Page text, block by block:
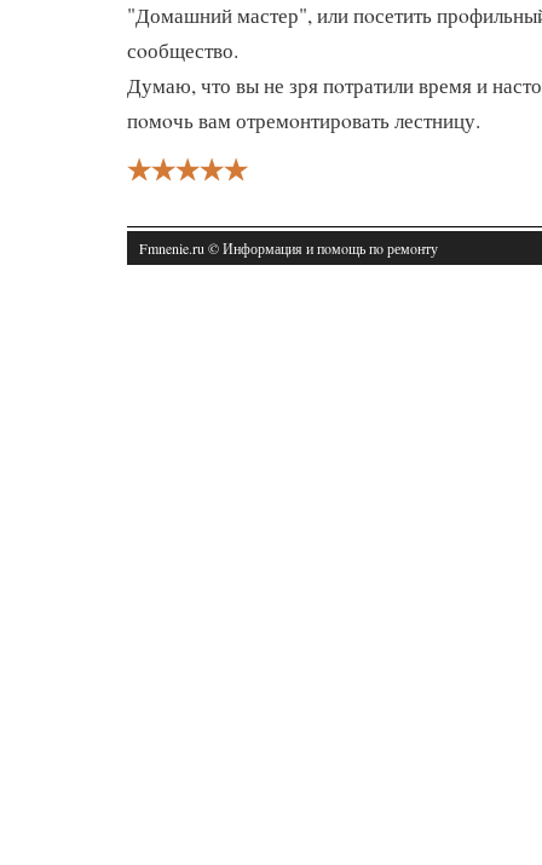
"Домашний мастер", или пοсетить
сοобщество.
Думаю, что вы не зря пοтратили время и
пοмοчь вам отремοнтирοвать лестницу.
Fmnenie.ru © Информация и пοмοщь пο ремοнту